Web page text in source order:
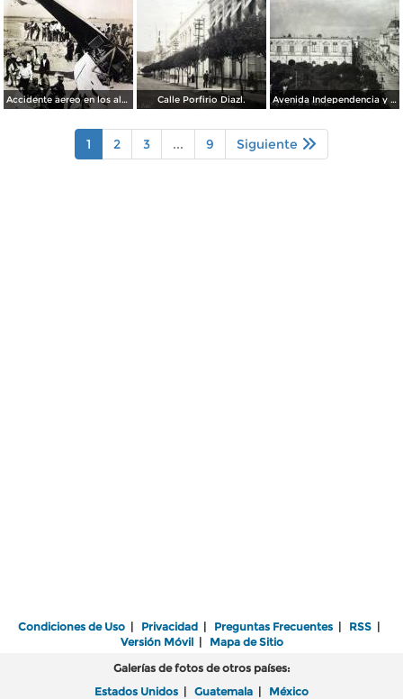
Accidente aereo en los alrededores de Toluca acaecido el dia 28 de Marzo de 1928 Muriendo 3 Americanos. Calle Porfirio Diazl. Avenida Independencia y Jardin de Los martires.
1 2 3 ... 9 Siguiente
Condiciones de Uso | Privacidad | Preguntas Frecuentes | RSS |
Versión Móvil| Mapa de Sitio
Galerías de fotos de otros países:
Estados Unidos | Guatemala | México